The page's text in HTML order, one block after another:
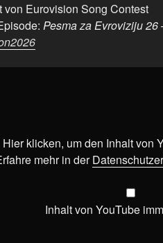
von Eurovision Song Contest
Pesma za Evroviziju
Hier klicken, um den Inhalt von
mehr in der
Inhalt von YouTube